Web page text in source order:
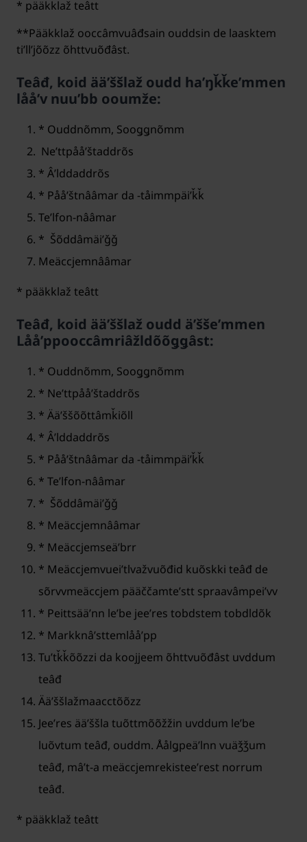
* pääkklaž teâtt
**Pääkklaž ooccâmvuâđsain ouddsin de laasktem
tiʹllʼjõõzz õhttvuõđâst.
Teâđ, koid ääʹššlaž oudd haʹŋǩǩeʹmmen
lååʹv nuuʹbb ooumže:
* Ouddnõmm, Sooǥǥnõmm
Neʹttpååʹštaddrõs
* Âʹlddaddrõs
* Pååʹštnââmar da -tåimmpäiʹǩǩ
Teʹlfon-nââmar
* Šõddâmäiʹǧǧ
Meäccjemnââmar
* pääkklaž teâtt
Teâđ, koid ääʹššlaž oudd äʹššeʹmmen
Lååʹppooccâmriâžldõõǥǥâst:
* Ouddnõmm, Sooǥǥnõmm
* Neʹttpååʹštaddrõs
* Ääʹššõõttâmǩiõll
* Âʹlddaddrõs
* Pååʹštnââmar da -tåimmpäiʹǩǩ
* Teʹlfon-nââmar
* Šõddâmäiʹǧǧ
* Meäccjemnââmar
* Meäccjemseäʹbrr
* Meäccjemvueiʹtlvažvuõđid kuõskki teâđ de
sõrvvmeäccjem pääččamteʹstt spraavâmpeiʹvv
* Peittsääʹnn leʹbe jeeʹres tobdstem tobdldõk
* Markknâʹsttemlååʹpp
Tuʹtǩǩõõzzi da koojjeem õhttvuõđâst uvddum
teâđ
Ääʹššlažmaacctõõzz
Jeeʹres ääʹššla tuõttmõõžžin uvddum leʹbe
luõvtum teâđ, ouddm. Åålǥpeäʹlnn vuäǯǯum
teâđ, mâʹt-a meäccjemrekisteeʹrest norrum
teâđ.
* pääkklaž teâtt